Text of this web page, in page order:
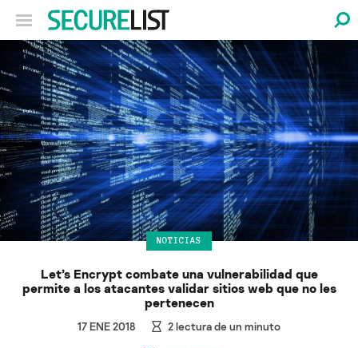
NOTICIAS
Let’s Encrypt combate una vulnerabilidad que
permite a los atacantes validar sitios web que no les
pertenecen
17 ENE 2018 2lectura de un minuto